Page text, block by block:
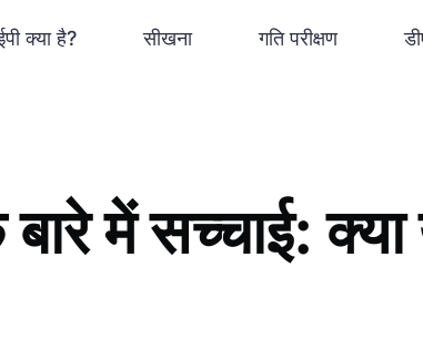
क्या है? सीखना गति परीक्षण
में सच्चाई: क्या